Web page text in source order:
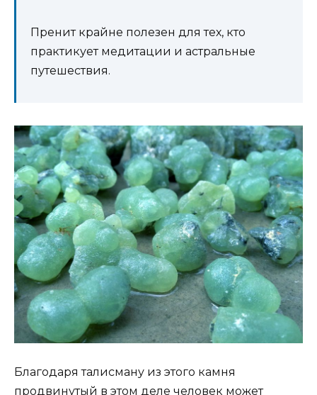
Пренит крайне полезен для тех, кто
практикует медитации и астральные
путешествия.
Благодаря талисману из этого камня
продвинутый в этом деле человек может